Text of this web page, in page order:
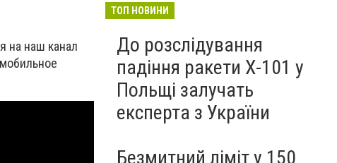
на наш канал
ТОП НОВИНИ
До розслідування
падіння ракети Х-101 у
Польщі залучать
експерта з України
Безмитний ліміт у 150